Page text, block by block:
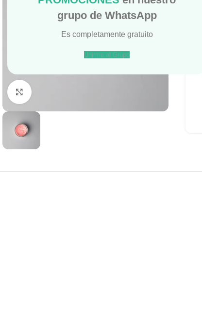
grupo de WhatsApp
Es completamente gratuito
Unirme al Grupo